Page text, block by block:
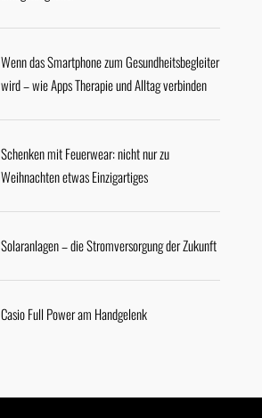
Wenn das Smartphone zum Gesundheitsbegleiter
wird – wie Apps Therapie und Alltag verbinden
Schenken mit Feuerwear: nicht nur zu
Weihnachten etwas Einzigartiges
Solaranlagen – die Stromversorgung der Zukunft
Casio Full Power am Handgelenk